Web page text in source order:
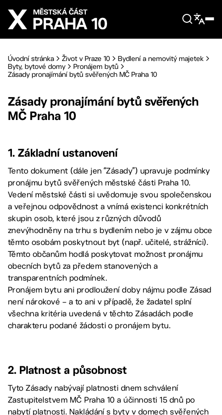
Přejít na hlavní obsah
Úvodní stránka Život v Praze 10
Bydlení a nemovitý majetek
Byty, bytové domy
Pronájem bytů
Zásady pronajímání bytů svěřených MČ Praha 10
Zásady pronajímání bytů svěřených
MČ Praha 10
1. Základní ustanovení
Tento dokument (dále jen “Zásady”) upravuje podmínky
pronájmu bytů svěřených městské části Praha 10.
Vedení městské části si uvědomuje svou společenskou
a veřejnou odpovědnost a vnímá existenci konkrétních
skupin osob, které jsou z různých důvodů
znevýhodněny na trhu s bydlením nebo je v zájmu obce
těmto osobám poskytnout byt (např. učitelé, strážníci).
Těmto občanům hodlá poskytovat možnost pronájmu
obecních bytů za předem stanovených a
transparentních podmínek.
Pronájem bytu ani prodloužení doby nájmu podle Zásad
není nárokové – a to ani v případě, že žadatel splní
všechna kritéria uvedená v těchto Zásadách podle
charakteru podané žádosti o pronájem bytu.
2. Platnost a působnost
Tyto Zásady nabývají platnosti dnem schválení
Zastupitelstvem MČ Praha 10 a účinnosti 15 dnů po
nabytí platnosti. Nakládání s byty v domech svěřených